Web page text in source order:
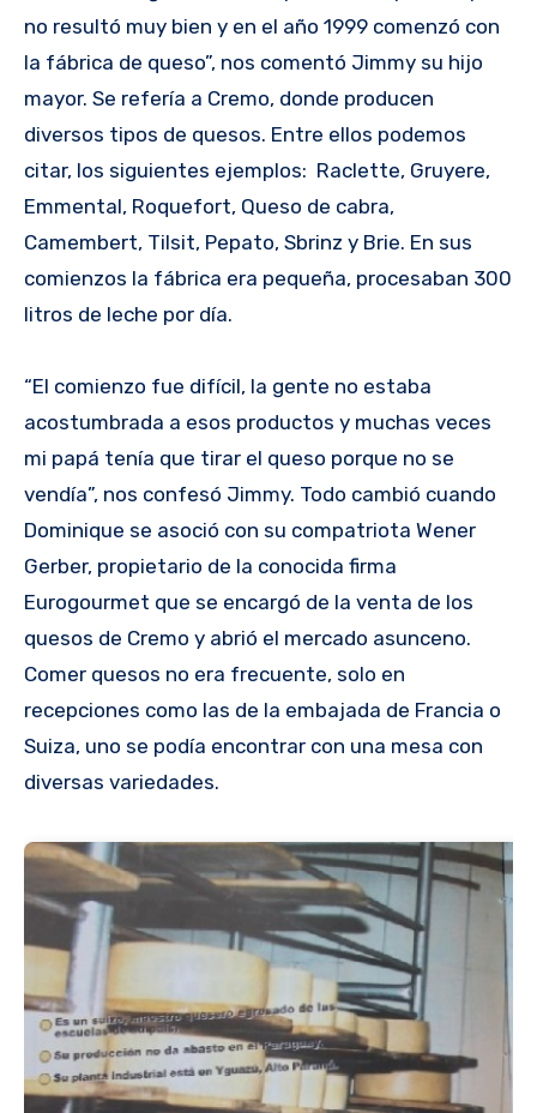
no resultó muy bien y en el año 1999 comenzó con
la fábrica de queso”, nos comentó Jimmy su hijo
mayor. Se refería a Cremo, donde producen
diversos tipos de quesos. Entre ellos podemos
citar, los siguientes ejemplos: Raclette, Gruyere,
Emmental, Roquefort, Queso de cabra,
Camembert, Tilsit, Pepato, Sbrinz y Brie. En sus
comienzos la fábrica era pequeña, procesaban 300
litros de leche por día.
“El comienzo fue difícil, la gente no estaba
acostumbrada a esos productos y muchas veces
mi papá tenía que tirar el queso porque no se
vendía”, nos confesó Jimmy. Todo cambió cuando
Dominique se asoció con su compatriota Wener
Gerber, propietario de la conocida firma
Eurogourmet que se encargó de la venta de los
quesos de Cremo y abrió el mercado asunceno.
Comer quesos no era frecuente, solo en
recepciones como las de la embajada de Francia o
Suiza, uno se podía encontrar con una mesa con
diversas variedades.